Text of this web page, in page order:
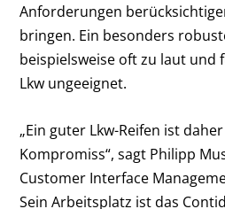
Anforderungen
bringen. Ein besonders
beispielsweise oft zu laut und
Lkw ungeeignet.
„Ein guter Lkw-Reifen ist
Kompromiss“, sagt Philipp
Customer Interface
Sein Arbeitsplatz ist das